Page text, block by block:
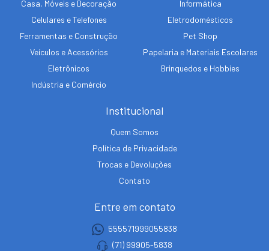
Casa, Móveis e Decoração
Celulares e Telefones
Ferramentas e Construção
Veículos e Acessórios
Eletrônicos
Indústria e Comércio
Informática
Eletrodomésticos
Pet Shop
Papelaria e Materiais Escolares
Brinquedos e Hobbies
Institucional
Quem Somos
Política de Privacidade
Trocas e Devoluções
Contato
Entre em contato
555571999055838
(71) 99905-5838